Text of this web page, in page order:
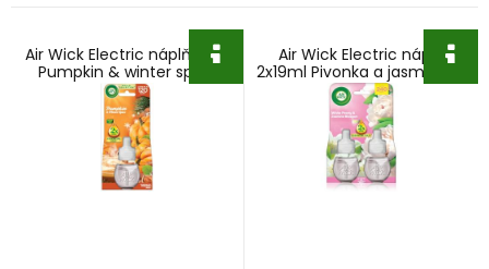
Air Wick Electric náplň 19ml
Pumpkin & winter spice
Air Wick Electric náplň
2x19ml Pivonka a jasmínový
kvet DUO